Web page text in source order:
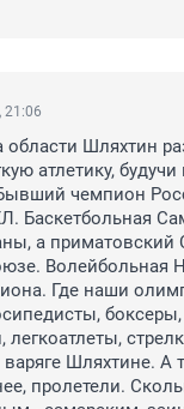
21:06
области Шляхтин
атлетику,
чемпион
Баскетбольная
а приматовский
Волейбольная
Где наши
Шляхтине. А
пролетели.